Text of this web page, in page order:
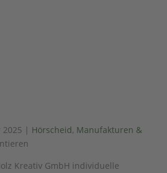
2025 | Hörscheid, Manufakturen &
Kreativ GmbH individuelle